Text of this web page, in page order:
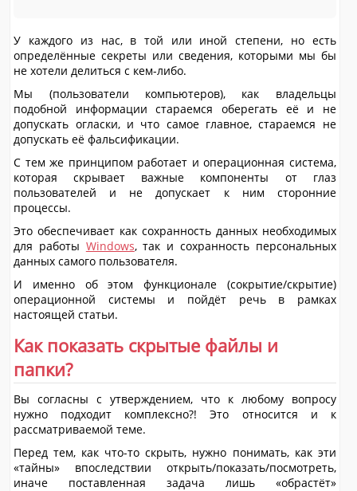
У каждого из нас, в той или иной степени, но есть
определённые секреты или сведения, которыми мы бы
не хотели делиться с кем-либо.
Мы (пользователи компьютеров), как владельцы
подобной информации стараемся оберегать её и не
допускать огласки, и что самое главное, стараемся не
допускать её фальсификации.
С тем же принципом работает и операционная система,
которая скрывает важные компоненты от глаз
пользователей и не допускает к ним сторонние
процессы.
Это обеспечивает как сохранность данных необходимых
для работы Windows, так и сохранность персональных
данных самого пользователя.
И именно об этом функционале (сокрытие/скрытие)
операционной системы и пойдёт речь в рамках
настоящей статьи.
Как показать скрытые файлы и
папки?
Вы согласны с утверждением, что к любому вопросу
нужно подходит комплексно?! Это относится и к
рассматриваемой теме.
Перед тем, как что-то скрыть, нужно понимать, как эти
«тайны» впоследствии открыть/показать/посмотреть,
иначе поставленная задача лишь «обрастёт»